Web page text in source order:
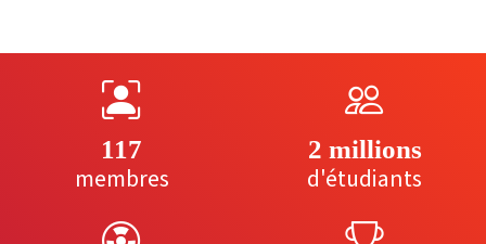
117
membres
2 millions
d'étudiants